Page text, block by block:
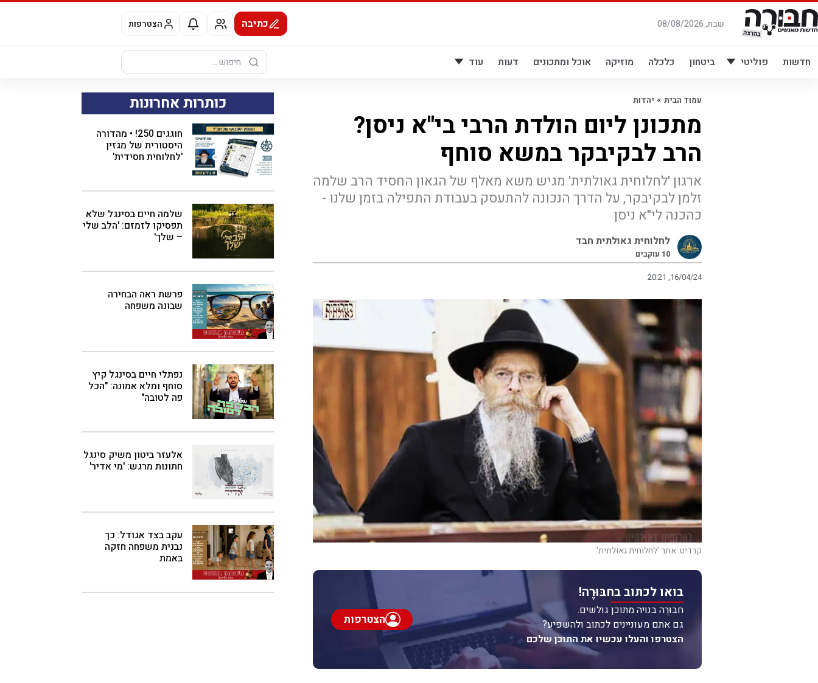
דלג
לתוכן
שבת, 08/08/2026 כתיבה הצטרפות
חדשות פוליטי ביטחון כלכלה מוזיקה אוכל ומתכונים דעות עוד
חיפוש:
עמוד הבית » יהדות
מתכונן ליום הולדת הרבי בי"א ניסן?
הרב לבקיבקר במשא סוחף
ארגון 'לחלוחית גאולתית' מגיש משא מאלף של הגאון החסיד הרב שלמה
זלמן לבקיבקר, על הדרך הנכונה להתעסק בעבודת התפילה בזמן שלנו -
כהכנה לי"א ניסן
לחלוחית גאולתית חבד
10 עוקבים
20:21 ,16/04/24
קרדיט: אתר 'לחלוחית גאולתית'
בואו לכתוב בחבּוּרֶה!
חבּוּרֶה בנויה מתוכן גולשים.
גם אתם מעוניינים לכתוב ולהשפיע?
הצטרפו והעלו עכשיו את התוכן שלכם
הצטרפות
כותרות אחרונות
חוגגים 250! • מהדורה
היסטורית של מגזין
'לחלוחית חסידית'
שלמה חיים בסינגל שלא
תפסיקו לזמזם: 'הלב שלי
– שלך'
פרשת ראה הבחירה
שבונה משפחה
נפתלי חיים בסינגל קיץ
סוחף ומלא אמונה: "הכל
פה לטובה"
אלעזר ביטון משיק סינגל
חתונות מרגש: 'מי אדיר'
עקב בצד אגודל: כך
נבנית משפחה חזקה
באמת